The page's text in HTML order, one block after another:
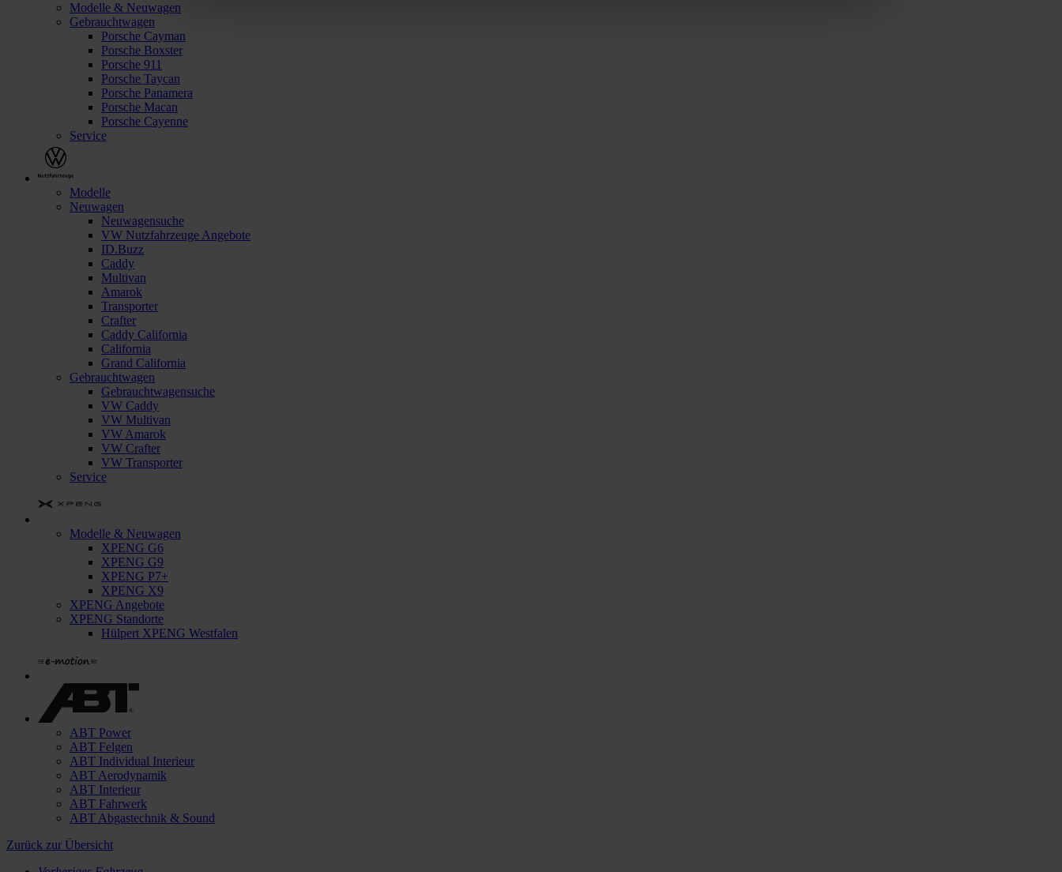
Modelle & Neuwagen
Gebrauchtwagen
Porsche Cayman
Porsche Boxster
Porsche 911
Porsche Taycan
Porsche Panamera
Porsche Macan
Porsche Cayenne
Service
Modelle
Neuwagen
Neuwagensuche
VW Nutzfahrzeuge Angebote
ID.Buzz
Caddy
Multivan
Amarok
Transporter
Crafter
Caddy California
California
Grand California
Gebrauchtwagen
Gebrauchtwagensuche
VW Caddy
VW Multivan
VW Amarok
VW Crafter
VW Transporter
Service
Modelle & Neuwagen
XPENG G6
XPENG G9
XPENG P7+
XPENG X9
XPENG Angebote
XPENG Standorte
Hülpert XPENG Westfalen
ABT Power
ABT Felgen
ABT Individual Interieur
ABT Aerodynamik
ABT Interieur
ABT Fahrwerk
ABT Abgastechnik & Sound
Zurück zur Übersicht